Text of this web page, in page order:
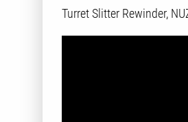
Turret Slitter Rewinder,